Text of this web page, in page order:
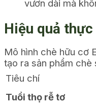
vươn dài mà
Hiệu quả
Mô hình chè hữu cơ
tạo ra sản phẩm chè
Tiêu chí
Tuổi thọ rễ tơ